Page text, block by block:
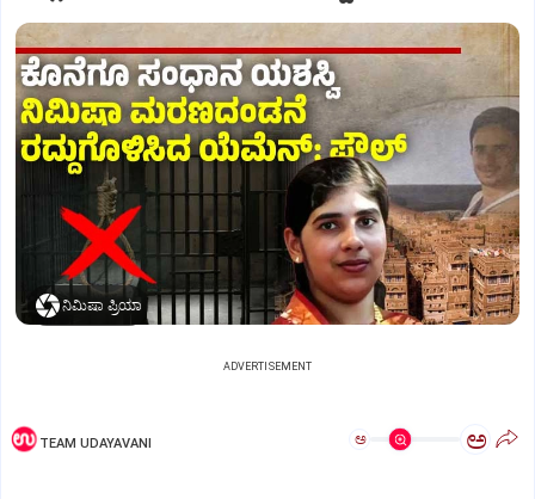
ನಿಮಿಷಾ ಪ್ರಿಯಾ
ADVERTISEMENT
TEAM UDAYAVANI ಅ ಅ